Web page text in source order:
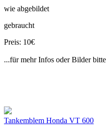
wie abgebildet
gebraucht
Preis: 10€
...für mehr Infos oder Bilder bitte
Tankemblem Honda VT 600